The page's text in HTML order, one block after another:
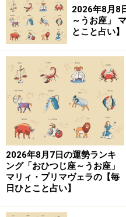
10位：うお座／魚
まれ）
2024年10月9日の運勢「うお
マネープランを考える最
2026年8月8
～うお座」
とこと占い】
2026年8月7日の運勢ランキ
ング「おひつじ座～うお座」
マリィ・プリマヴェラの【毎
日ひとこと占い】